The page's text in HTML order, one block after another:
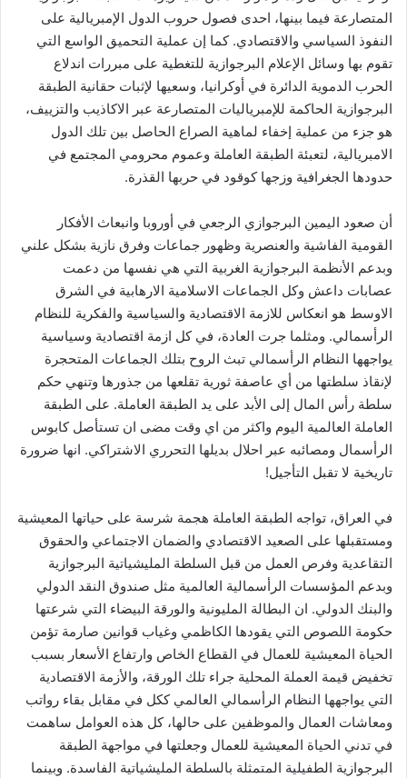
المتصارعة فيما بينها، احدى فصول حروب الدول الإمبريالية على
النفوذ السياسي والاقتصادي. كما إن عملية التحميق الواسع التي
تقوم بها وسائل الإعلام البرجوازية للتغطية على مبررات اندلاع
الحرب الدموية الدائرة في أوكرانيا، وسعيها لإثبات حقانية الطبقة
البرجوازية الحاكمة للإمبرياليات المتصارعة عبر الاكاذيب والتزييف،
هو جزء من عملية إخفاء لماهية الصراع الحاصل بين تلك الدول
الامبريالية، لتعبئة الطبقة العاملة وعموم محرومي المجتمع في
حدودها الجغرافية وزجها كوقود في حربها القذرة.
أن صعود اليمين البرجوازي الرجعي في أوروبا وانبعاث الأفكار
القومية الفاشية والعنصرية وظهور جماعات وفرق نازية بشكل علني
وبدعم الأنظمة البرجوازية الغربية التي هي نفسها من دعمت
عصابات داعش وكل الجماعات الاسلامية الارهابية في الشرق
الاوسط هو انعكاس للازمة الاقتصادية والسياسية والفكرية للنظام
الرأسمالي. ومثلما جرت العادة، في كل ازمة اقتصادية وسياسية
يواجهها النظام الرأسمالي تبث الروح بتلك الجماعات المتحجرة
لإنقاذ سلطتها من أي عاصفة ثورية تقلعها من جذورها وتنهي حكم
سلطة رأس المال إلى الأبد على يد الطبقة العاملة. على الطبقة
العاملة العالمية اليوم واكثر من اي وقت مضى ان تستأصل كابوس
الرأسمال ومصائبه عبر احلال بديلها التحرري الاشتراكي. انها ضرورة
تاريخية لا تقبل التأجيل!
في العراق، تواجه الطبقة العاملة هجمة شرسة على حياتها المعيشية
ومستقبلها على الصعيد الاقتصادي والضمان الاجتماعي والحقوق
التقاعدية وفرص العمل من قبل السلطة المليشياتية البرجوازية
وبدعم المؤسسات الرأسمالية العالمية مثل صندوق النقد الدولي
والبنك الدولي. ان البطالة المليونية والورقة البيضاء التي شرعتها
حكومة اللصوص التي يقودها الكاظمي وغياب قوانين صارمة تؤمن
الحياة المعيشية للعمال في القطاع الخاص وارتفاع الأسعار بسبب
تخفيض قيمة العملة المحلية جراء تلك الورقة، والأزمة الاقتصادية
التي يواجهها النظام الرأسمالي العالمي ككل في مقابل بقاء رواتب
ومعاشات العمال والموظفين على حالها، كل هذه العوامل ساهمت
في تدني الحياة المعيشية للعمال وجعلتها في مواجهة الطبقة
البرجوازية الطفيلية المتمثلة بالسلطة المليشياتية الفاسدة. وبينما